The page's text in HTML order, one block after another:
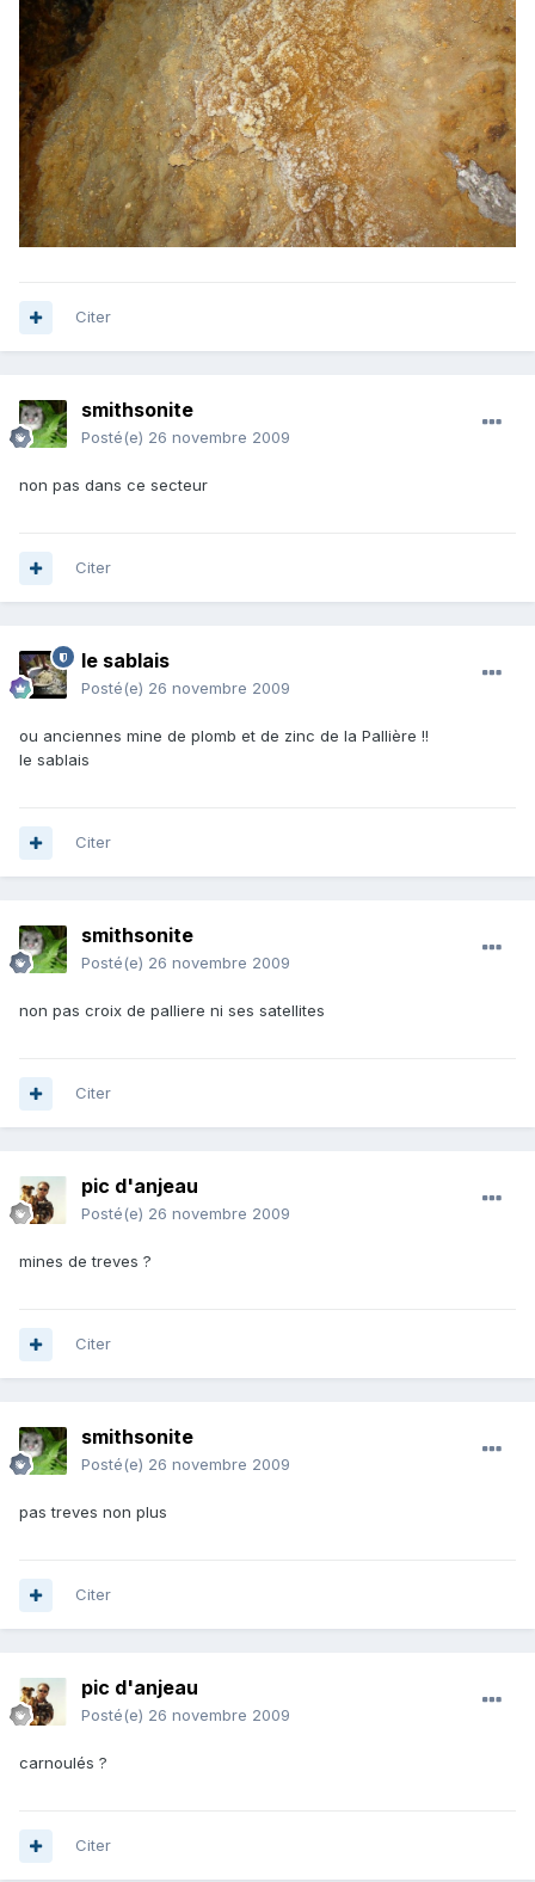
Citer
smithsonite
Posté(e) 26 novembre 2009
non pas dans ce secteur
Citer
le sablais
Posté(e) 26 novembre 2009
ou anciennes mine de plomb et de zinc de la Pallière !!
le sablais
Citer
smithsonite
Posté(e) 26 novembre 2009
non pas croix de palliere ni ses satellites
Citer
pic d'anjeau
Posté(e) 26 novembre 2009
mines de treves ?
Citer
smithsonite
Posté(e) 26 novembre 2009
pas treves non plus
Citer
pic d'anjeau
Posté(e) 26 novembre 2009
carnoulés ?
Citer